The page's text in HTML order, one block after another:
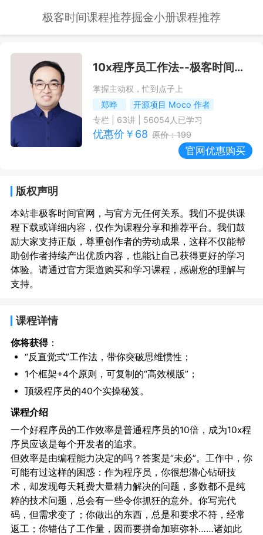
极客时间课程推荐掘金小册课程推荐
10x程序员工作法--极客时间课程推荐/优惠
掌握主动权，忙到点子上
郑晔
开源项目 Moco 作者
专栏
63讲 | 56054人已学习
优惠价￥ 68 原价：199
官网优惠购买
版权声明
本站非极客时间官网，与官方无任何关系。我们不提供课
程下载或详细内容，仅作为课程分享和推荐平台。我们鼓
励大家支持正版，尊重创作者的劳动成果，这样不仅能帮
助创作者持续产出优质内容，也能让自己获得更好的学习
体验。请通过官方渠道购买和学习课程，感谢您的理解与
支持。
课程详情
你将获得：
“反直觉式”工作法，带你突破思维惯性；
1个框架+4个原则，可复制的“高效模版”；
顶级程序员的40个实操秘笈。
课程介绍
一个好程序员的工作效率是普通程序员的10倍，成为10x程
序员应该是每个开发者的追求。
但效率是由编程能力决定的吗？答案是“未必”。工作中，你
可能有过这样的困惑：作为程序员，你很想潜心钻研技
术，却发现每天耗费大量精力解决的问题，多数都不是纯
粹的技术问题，总会有一些令你抓狂的意外。你写完代
码，但需求变了；你做出的东西，总是和要求不符，经常
返工；你错估了工作量，因而要拼命加班弥补……诸如此